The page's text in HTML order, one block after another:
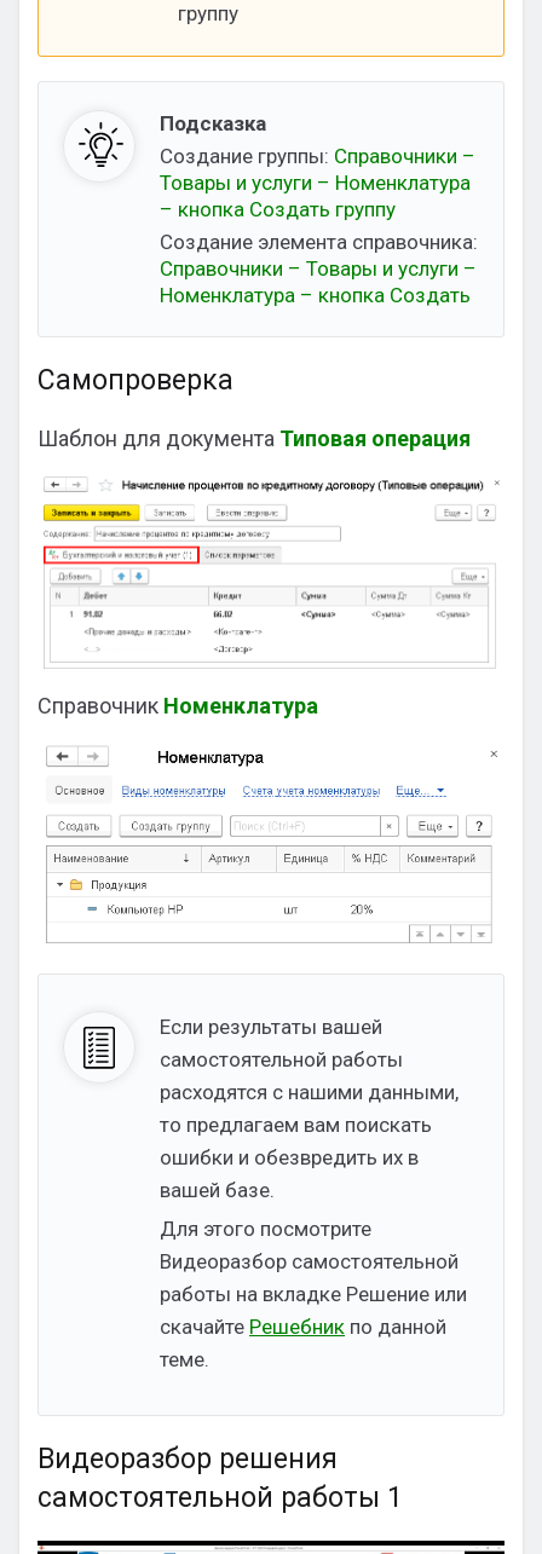
группу
Подсказка
Создание группы: Справочники –
Товары и услуги – Номенклатура
– кнопка Создать группу
Создание элемента справочника:
Справочники – Товары и услуги –
Номенклатура – кнопка Создать
Самопроверка
Шаблон для документа Типовая операция
Справочник Номенклатура
Если результаты вашей
самостоятельной работы
расходятся с нашими данными,
то предлагаем вам поискать
ошибки и обезвредить их в
вашей базе.
Для этого посмотрите
Видеоразбор самостоятельной
работы на вкладке Решение или
скачайте Решебник по данной
теме.
Видеоразбор решения
самостоятельной работы 1